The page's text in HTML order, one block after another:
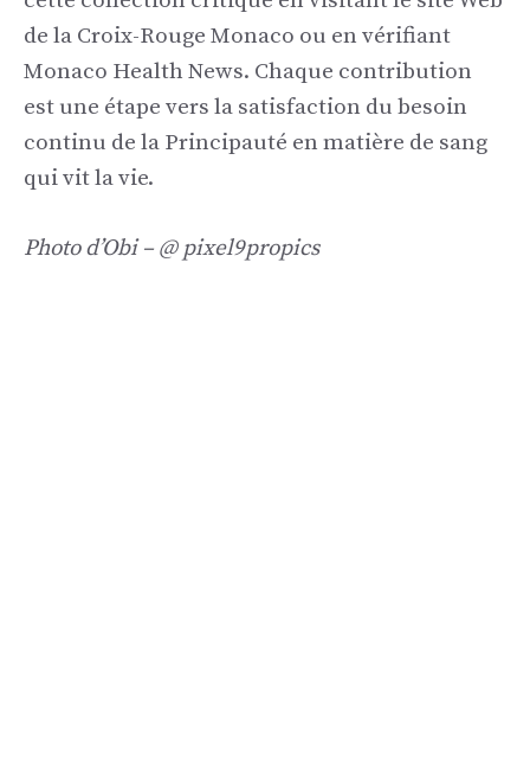
de la Croix-Rouge Monaco ou en vérifiant
Monaco Health News. Chaque contribution
est une étape vers la satisfaction du besoin
continu de la Principauté en matière de sang
qui vit la vie.
Photo d’Obi – @ pixel9propics